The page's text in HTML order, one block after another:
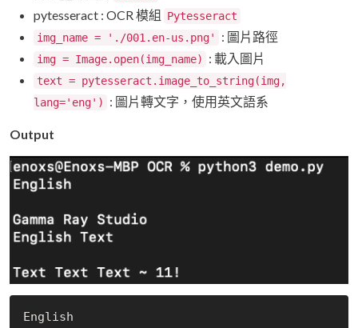
pytesseract : OCR 模組
Pytesseract
img_name = './001.en-us.png'
: 圖片路徑
img = Image.open(img_name) : 載入圖片
text = pytesseract.image_to_string(img,
lang='eng')
: 圖片轉文字，使用英文語系
Output
English